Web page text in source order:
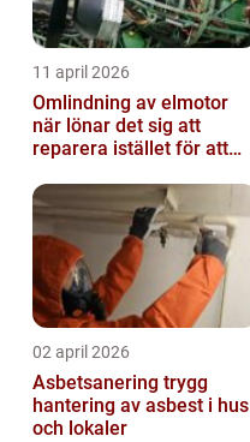
11 april 2026
Omlindning av elmotor
när lönar det sig att
reparera istället för att
02 april 2026
Asbetsanering trygg
hantering av asbest i hus
och lokaler